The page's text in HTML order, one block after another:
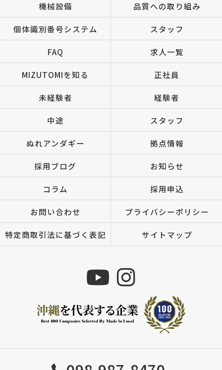
機械設備 品質への取り組み
個体識別番号システム スタッフ
FAQ 求人一覧
MIZUTOMIを知る 正社員
未経験者 経験者
中途 スタッフ
ぬれアンダギー 拠点情報
採用ブログ お知らせ
コラム 採用申込
お問い合わせ プライバシーポリシー
特定商取引法に基づく表記 サイトマップ